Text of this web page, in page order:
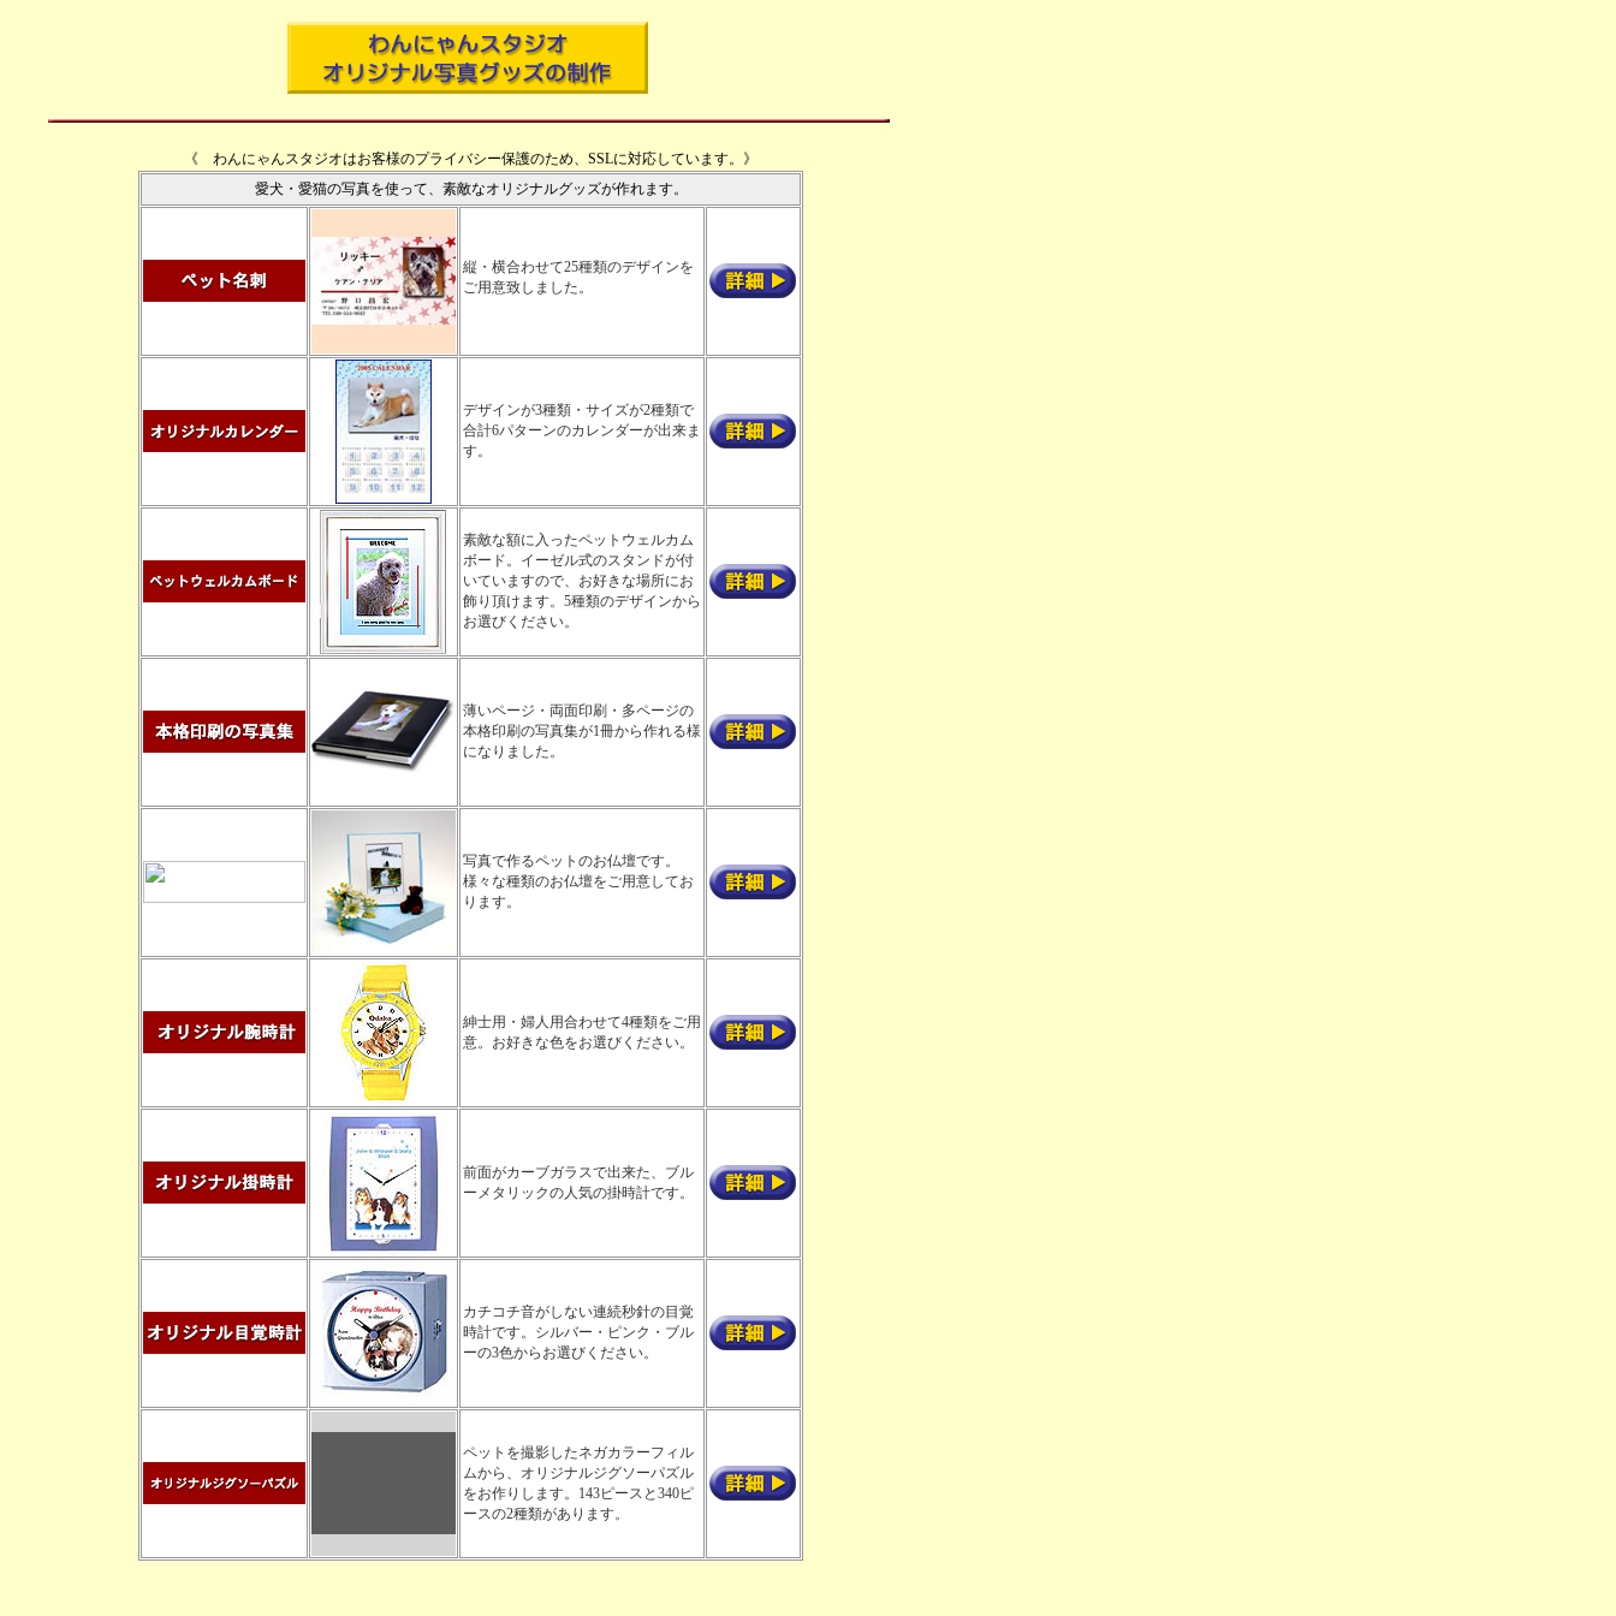
《 わんにゃんスタジオはお客様のプライバシー保護のため、SSLに対応しています。》
愛犬・愛猫の写真を使って、素敵なオリジナルグッズが作れます。
縦・横合わせて25種類のデザインを
ご用意致しました。
デザインが3種類・サイズが2種類で
合計6パターンのカレンダーが出来ま
す。
素敵な額に入ったペットウェルカム
ボード。イーゼル式のスタンドが付
いていますので、お好きな場所にお
飾り頂けます。5種類のデザインから
お選びください。
薄いページ・両面印刷・多ページの
本格印刷の写真集が1冊から作れる様
になりました。
写真で作るペットのお仏壇です。
様々な種類のお仏壇をご用意してお
ります。
紳士用・婦人用合わせて4種類をご用
意。お好きな色をお選びください。
前面がカーブガラスで出来た、ブル
ーメタリックの人気の掛時計です。
カチコチ音がしない連続秒針の目覚
時計です。シルバー・ピンク・ブル
ーの3色からお選びください。
ペットを撮影したネガカラーフィル
ムから、オリジナルジグソーパズル
をお作りします。143ピースと340ピ
ースの2種類があります。